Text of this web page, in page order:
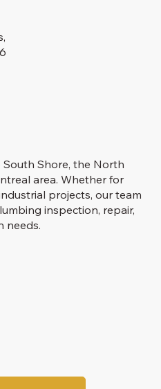
Shore, the North
area. Whether for
projects, our team
inspection, repair,
needs.